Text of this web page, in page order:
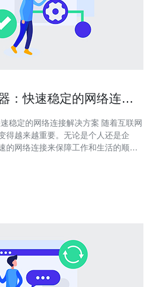
：快速稳定的网络连接
的网络连接解决方案 随着互联网
得越来越重要。无论是个人还是企
的网络连接来保障工作和生活的顺利
案。本文将介绍ssr日本服务器的优势